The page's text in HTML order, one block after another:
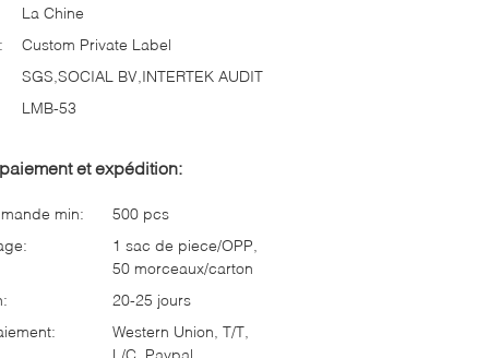
La Chine
Custom Private Label
SGS,SOCIAL BV,INTERTEK AUDIT
LMB-53
et expédition:
min:
500 pcs
1 sac de piece/OPP,
50 morceaux/carton
20-25 jours
Western Union, T/T,
L/C, Paypal,